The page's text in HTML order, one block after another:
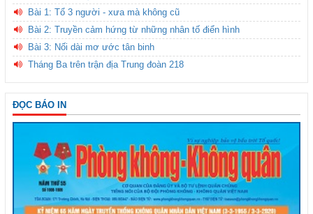
Bài 1: Tổ 3 người - xưa mà không cũ
Bài 2: Truyền cảm hứng từ những nhân tố điển hình
Bài 3: Nối dài mơ ước tân binh
Tháng Ba trên trận địa Trung đoàn 218
ĐỌC BÁO IN